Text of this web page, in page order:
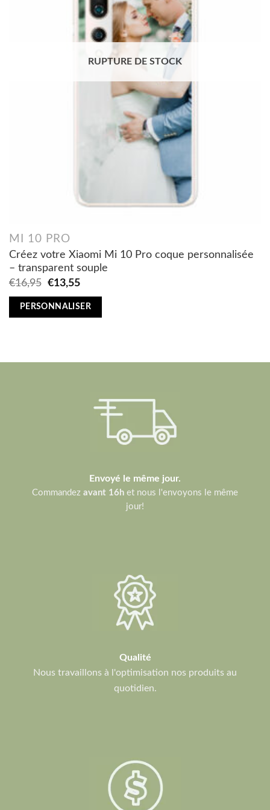
RUPTURE DE STOCK
MI 10 PRO
Créez votre Xiaomi Mi 10 Pro coque personnalisée
– transparent souple
€16,95
Original
was:
€13,55Current
is:
PERSONNALISER
Envoyé le même jour.
Commandez avant 16h et nous l'envoyons le même
jour!
Qualité
Nous travaillons à l'optimisation nos produits au
quotidien.